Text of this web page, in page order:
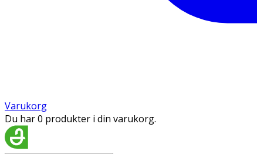
Varukorg
Du har 0 produkter i din varukorg.